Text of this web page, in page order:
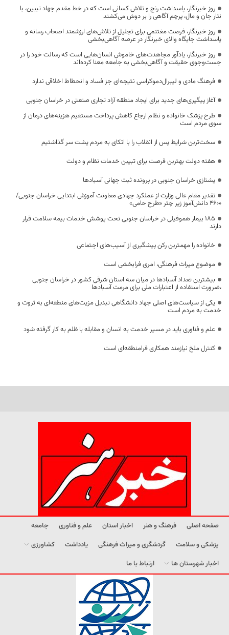
روز خبرنگار، پاسداشت رنج و تلاش کسانی است که در خط مقدم جهاد تبیین، با
نثار جان و مال، پرچم آگاهی را بر دوش می‌کشند
روز خبرنگار، فرصت مغتنمی برای تجلیل از تلاش‌های ارزشمند اصحاب رسانه و
پاسداشت جایگاه والای خبرنگار در عرصه آگاهی‌بخشی
روز خبرنگار، یادآور مجاهدت‌های خاموش انسان‌هایی است که رسالت خود را در
جست‌وجوی حقیقت و آگاهی‌بخشی به جامعه معنا کرده‌اند
فرهنگ مادی و لیبرال‌دموکراسی نتیجه‌ای جز فساد و انحطاط اخلاقی ندارد
آغاز پیگیری‌های جدید برای ایجاد منطقه آزاد تجاری صنعتی در خراسان جنوبی
طرح پزشک خانواده و نظام ارجاع کاهش پرداخت مستقیم هزینه‌های درمان از
سوی مردم است
سخت‌ترین شرایط پس از انقلاب را با اتکای به مردم پشت سر گذاشتیم
هفته دولت بهترین فرصت برای تبیین خدمات نظام و دولت
یشتازی خراسان جنوبی در پرونده ثبت جهانی آسبادها
تقدیر مقام عالی وزارت از عملکرد جهادی معاونت آموزش ابتدایی خراسان جنوبی/
۴۶۰۰ دانش‌آموز زیر چتر «طرح حامی»
۱۸۵ بیمار هموفیلی در خراسان جنوبی تحت پوشش خدمات بیمه سلامت قرار
دارند
خانواده را مهمترین رکن پیشگیری از آسیب‌های اجتماعی
موضوع میراث فرهنگی، امری فرابخشی است
بیشترین تعداد آسبادها در میان سه استان شرقی کشور در خراسان جنوبی
،ضرورت استفاده از اعتبارات ملی برای مرمت آسبادها
یکی از سیاست‌های اصلی جهاد دانشگاهی تبدیل مزیت‌های منطقه‌ای به ثروت و
خدمت به مردم است
علم و فناوری باید در مسیر خدمت به انسان و مقابله با ظلم به کار گرفته شود
کنترل ملخ نیازمند همکاری فرامنطقه‌ای است
صفحه اصلی فرهنگ و هنر اخبار استان علم و فناوری
جامعه
پزشکی و سلامت
گردشگری و میراث فرهنگی یادداشت
کشاورزی
اخبار شهرستان ها
ارتباط با ما